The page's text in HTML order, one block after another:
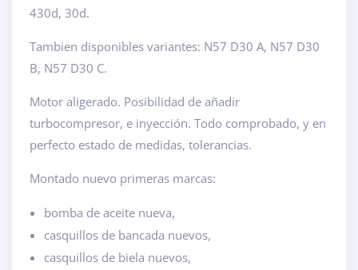
430d, 30d.
Tambien disponibles variantes: N57 D30 A, N57 D30
B, N57 D30 C.
Motor aligerado. Posibilidad de añadir
turbocompresor, e inyección. Todo comprobado, y en
perfecto estado de medidas, tolerancias.
Montado nuevo primeras marcas:
bomba de aceite nueva,
casquillos de bancada nuevos,
casquillos de biela nuevos,